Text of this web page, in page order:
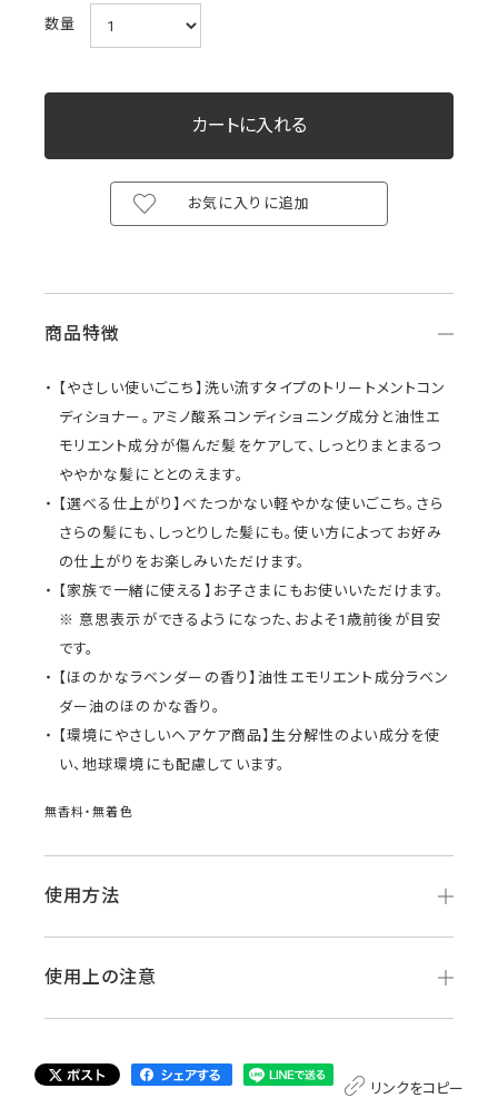
数量
お気に入りに追加
商品特徴
【やさしい使いごこち】洗い流すタイプのトリートメントコン
ディショナー。アミノ酸系コンディショニング成分と油性エ
モリエント成分が傷んだ髪をケアして、しっとりまとまるつ
ややかな髪にととのえます。
【選べる仕上がり】べたつかない軽やかな使いごこち。さら
さらの髪にも、しっとりした髪にも。使い方によってお好み
の仕上がりをお楽しみいただけます。
【家族で一緒に使える】お子さまにもお使いいただけます。
※ 意思表示ができるようになった、およそ1歳前後が目安
です。
【ほのかなラベンダーの香り】油性エモリエント成分ラベン
ダー油のほのかな香り。
【環境にやさしいヘアケア商品】生分解性のよい成分を使
い、地球環境にも配慮しています。
無香料・無着色
使用方法
使用上の注意
リンクをコピー